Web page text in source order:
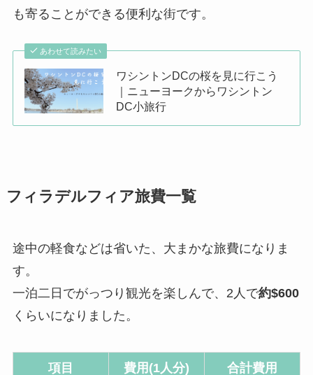
も寄ることができる便利な街です。
あわせて読みたい
ワシントンDCの桜を見に行こう
｜ニューヨークからワシントン
DC小旅行
フィラデルフィア旅費一覧
途中の軽食などは省いた、大まかな旅費になりま
す。
一泊二日でがっつり観光を楽しんで、2人で約$600
くらいになりました。
項目 費用(1人分) 合計費用